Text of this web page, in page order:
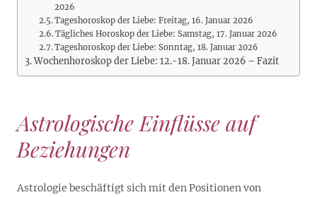
2026
Tageshoroskop der Liebe: Freitag, 16. Januar 2026
Tägliches Horoskop der Liebe: Samstag, 17. Januar 2026
Tageshoroskop der Liebe: Sonntag, 18. Januar 2026
Wochenhoroskop der Liebe: 12.-18. Januar 2026 – Fazit
Astrologische Einflüsse auf
Beziehungen
Astrologie beschäftigt sich mit den Positionen von